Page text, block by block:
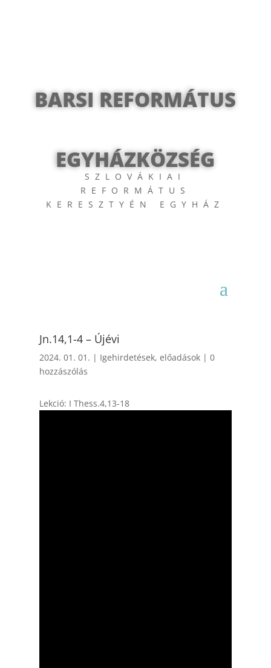
BARSI REFORMÁTUS
EGYHÁZKÖZSÉG
SZLOVÁKIAI
REFORMÁTUS
KERESZTYÉN EGYHÁZ
Jn.14,1-4 – Újévi
2024. 01. 01. | Igehirdetések, előadások| 0
hozzászólás
Lekció: I Thess.4,13-18